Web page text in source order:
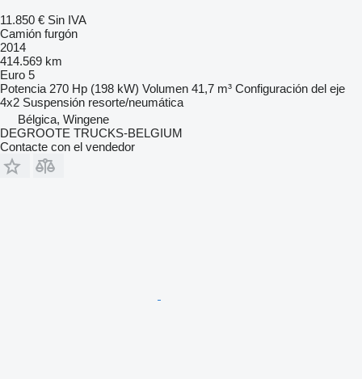
11.850 € Sin IVA
Camión furgón
2014
414.569 km
Euro 5
Potencia 270 Hp (198 kW) Volumen 41,7 m³ Configuración del eje
4x2 Suspensión resorte/neumática
Bélgica, Wingene
DEGROOTE TRUCKS-BELGIUM
Contacte con el vendedor